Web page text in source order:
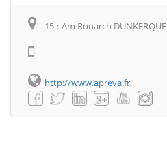
15 r Am Ronarch DUNKERQUE
http://www.apreva.fr